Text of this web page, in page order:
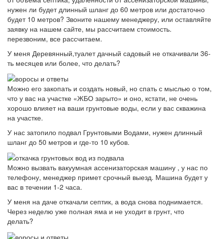
нужен ли будет длинный шланг до 60 метров или достаточно
будет 10 метров? Звоните нашему менеджеру, или оставляйте
заявку на нашем сайте, мы рассчитаем стоимость.
перезвоним, все рассчитаем.
У меня Деревянный,туалет дачный садовый не откачивали 36-
ть месяцев или более, что делать?
Можно его закопать и создать новый, но спать с мыслью о том,
что у вас на участке «ЖБО зарыто» и оно, кстати, не очень
хорошо влияет на ваши грунтовые воды, если у вас скважина
на участке.
У нас затопило подвал Грунтовыми Водами, нужен длинный
шланг до 50 метров и где-то 10 кубов.
Можно вызвать вакуумная ассенизаторская машину , у нас по
телефону, менеджер примет срочный выезд. Машина будет у
вас в течении 1-2 часа.
У меня на даче откачали септик, а вода снова поднимается.
Через неделю уже полная яма и не уходит в грунт, что
делать?